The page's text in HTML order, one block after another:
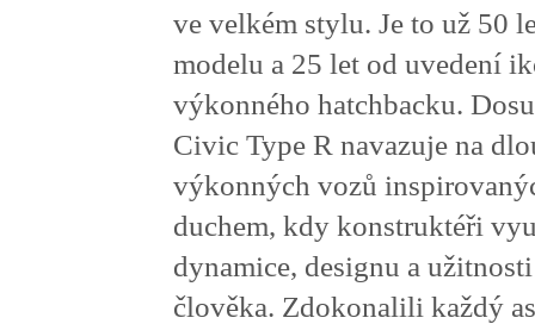
ve velkém stylu. Je to už 50
modelu a 25 let od uvedení
výkonného hatchbacku.
Civic Type R navazuje na
výkonných vozů
duchem, kdy konstruktéři
dynamice, designu a
člověka. Zdokonalili každý